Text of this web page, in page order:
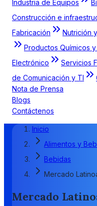
Industria de Equipos
Construcción e
Fabricación
Nutrición
Productos Químicos
Electrónico
Servicios
de Comunicación y TI
Nota de Prensa
Blogs
Contáctenos
Inicio
Alimentos y
Bebidas
Mercado
Mercado